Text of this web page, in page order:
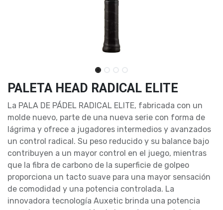
PALETA HEAD RADICAL ELITE
La PALA DE PÁDEL RADICAL ELITE, fabricada con un
molde nuevo, parte de una nueva serie con forma de
lágrima y ofrece a jugadores intermedios y avanzados
un control radical. Su peso reducido y su balance bajo
contribuyen a un mayor control en el juego, mientras
que la fibra de carbono de la superficie de golpeo
proporciona un tacto suave para una mayor sensación
de comodidad y una potencia controlada. La
innovadora tecnología Auxetic brinda una potencia